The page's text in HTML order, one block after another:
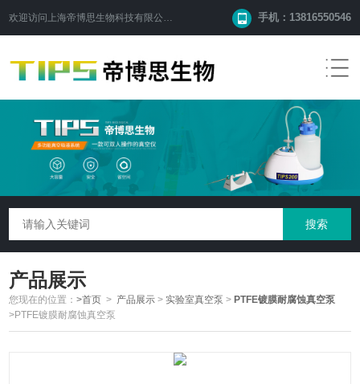
欢迎访问 上海帝博思生物科技有限公司 手机：13816550546
产品展示
您现在的位置：>首页 > 产品展示 >实验室真空泵 >PTFE镀膜耐腐蚀真空泵
>PTFE镀膜耐腐蚀真空泵